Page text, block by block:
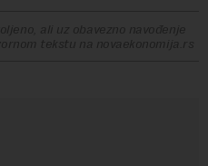
ali uz obavezno navođenje
tekstu na novaekonomija.rs